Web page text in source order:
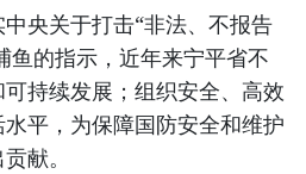
央关于打击“非法、不报告
鱼的指示，近年来宁平省不
持续发展；组织安全、高效
平，为保障国防安全和维护
献。